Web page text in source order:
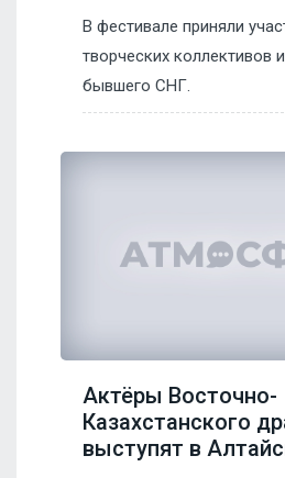
В фестивале приняли
творческих коллективов
бывшего СНГ.
Актёры Восточно-
Казахстанского
выступят в